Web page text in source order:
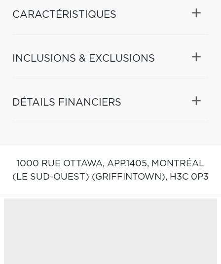
CARACTÉRISTIQUES
INCLUSIONS & EXCLUSIONS
DÉTAILS FINANCIERS
1000 RUE OTTAWA, APP.1405, MONTRÉAL
(LE SUD-OUEST) (GRIFFINTOWN), H3C 0P3